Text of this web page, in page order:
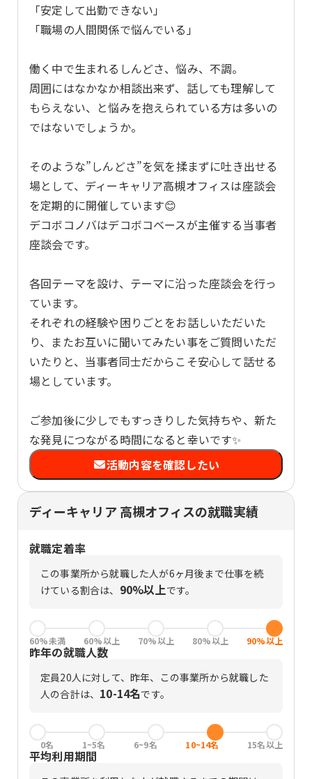
「安定して出勤できない」
「職場の人間関係で悩んでいる」
働く中で生まれるしんどさ、悩み、不調。
周囲にはなかなか相談出来ず、話しても理解して
もらえない、と悩みを抱えられている方は多いの
ではないでしょうか。
そのような”しんどさ”を気を揉まずに吐き出せる
場として、ディーキャリア高槻オフィスは座談会
を定期的に開催しています😊
デコボコノバはデコボコベースが主催する当事者
座談会です。
各回テーマを設け、テーマに沿った座談会を行っ
ています。
それぞれの経験や困りごとをお話しいただいた
り、またお互いに聞いてみたい事をご質問いただ
いたりと、当事者同士だからこそ安心して話せる
場としています。
ご参加後に少しでもすっきりした気持ちや、新た
な発見につながる時間になると幸いです✨
活動内容を確認したい
ディーキャリア 高槻オフィスの就職実績
就職定着率
この事業所から就職した人が6ヶ月後まで仕事を続
けている割合は、 90%以上です。
60%未満 60%以上 70%以上 80%以上 90%以上
昨年の就職人数
定員20人に対して、昨年、この事業所から就職した
人の合計は、 10-14名です。
0名 1~5名 6~9名 10~14名 15名以上
平均利用期間